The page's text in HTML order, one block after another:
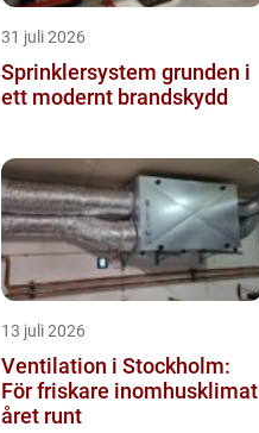
31 juli 2026
Sprinklersystem grunden i
ett modernt brandskydd
13 juli 2026
Ventilation i Stockholm:
För friskare inomhusklimat
året runt